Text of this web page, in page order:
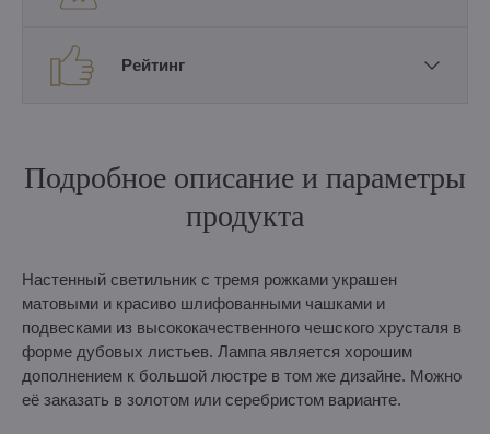
Рейтинг
Подробное описание и параметры
продукта
Настенный светильник с тремя рожками украшен
матовыми и красиво шлифованными чашками и
подвесками из высококачественного чешского хрусталя в
форме дубовых листьев. Лампа является хорошим
дополнением к большой люстре в том же дизайне. Можно
её заказать в золотом или серебристом варианте.